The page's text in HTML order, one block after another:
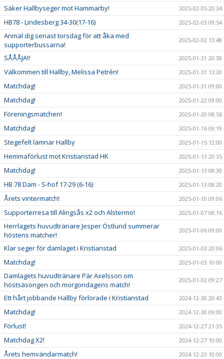
Säker Hallbyseger mot Hammarby! 2025-02-05 20:34
HB78 - Lindesberg 34-30(17-16) 2025-02-03 09:54
Anmäl dig senast torsdag för att åka med
supporterbussarna!
2025-02-02 13:48
SÅÅÅJA!! 2025-01-31 20:38
Välkommen till Hallby, Melissa Petrén! 2025-01-31 13:30
Matchdag! 2025-01-31 09:00
Matchdag! 2025-01-22 09:00
Föreningsmatchen! 2025-01-20 08:56
Matchdag! 2025-01-16 09:19
Stegefelt lämnar Hallby 2025-01-15 12:00
Hemmaförlust mot Kristianstad HK 2025-01-13 20:35
Matchdag! 2025-01-13 08:30
HB 78 Dam - S-hof 17-29 (6-16) 2025-01-13 08:20
Årets vintermatch! 2025-01-10 09:06
Supporterresa till Alingsås x2 och Alstermo! 2025-01-07 08:16
Herrlagets huvudtränare Jesper Östlund summerar
höstens matcher!
2025-01-06 09:00
Klar seger för damlaget i Kristianstad 2025-01-03 20:06
Matchdag! 2025-01-03 10:00
Damlagets huvudtränare Pär Axelsson om
höstsäsongen och morgondagens match!
2025-01-02 09:27
Ett hårt jobbande Hallby förlorade i Kristianstad 2024-12-30 20:43
Matchdag! 2024-12-30 09:00
Förlust! 2024-12-27 21:35
Matchdag X2! 2024-12-27 10:00
Årets hemvändarmatch! 2024-12-23 10:00